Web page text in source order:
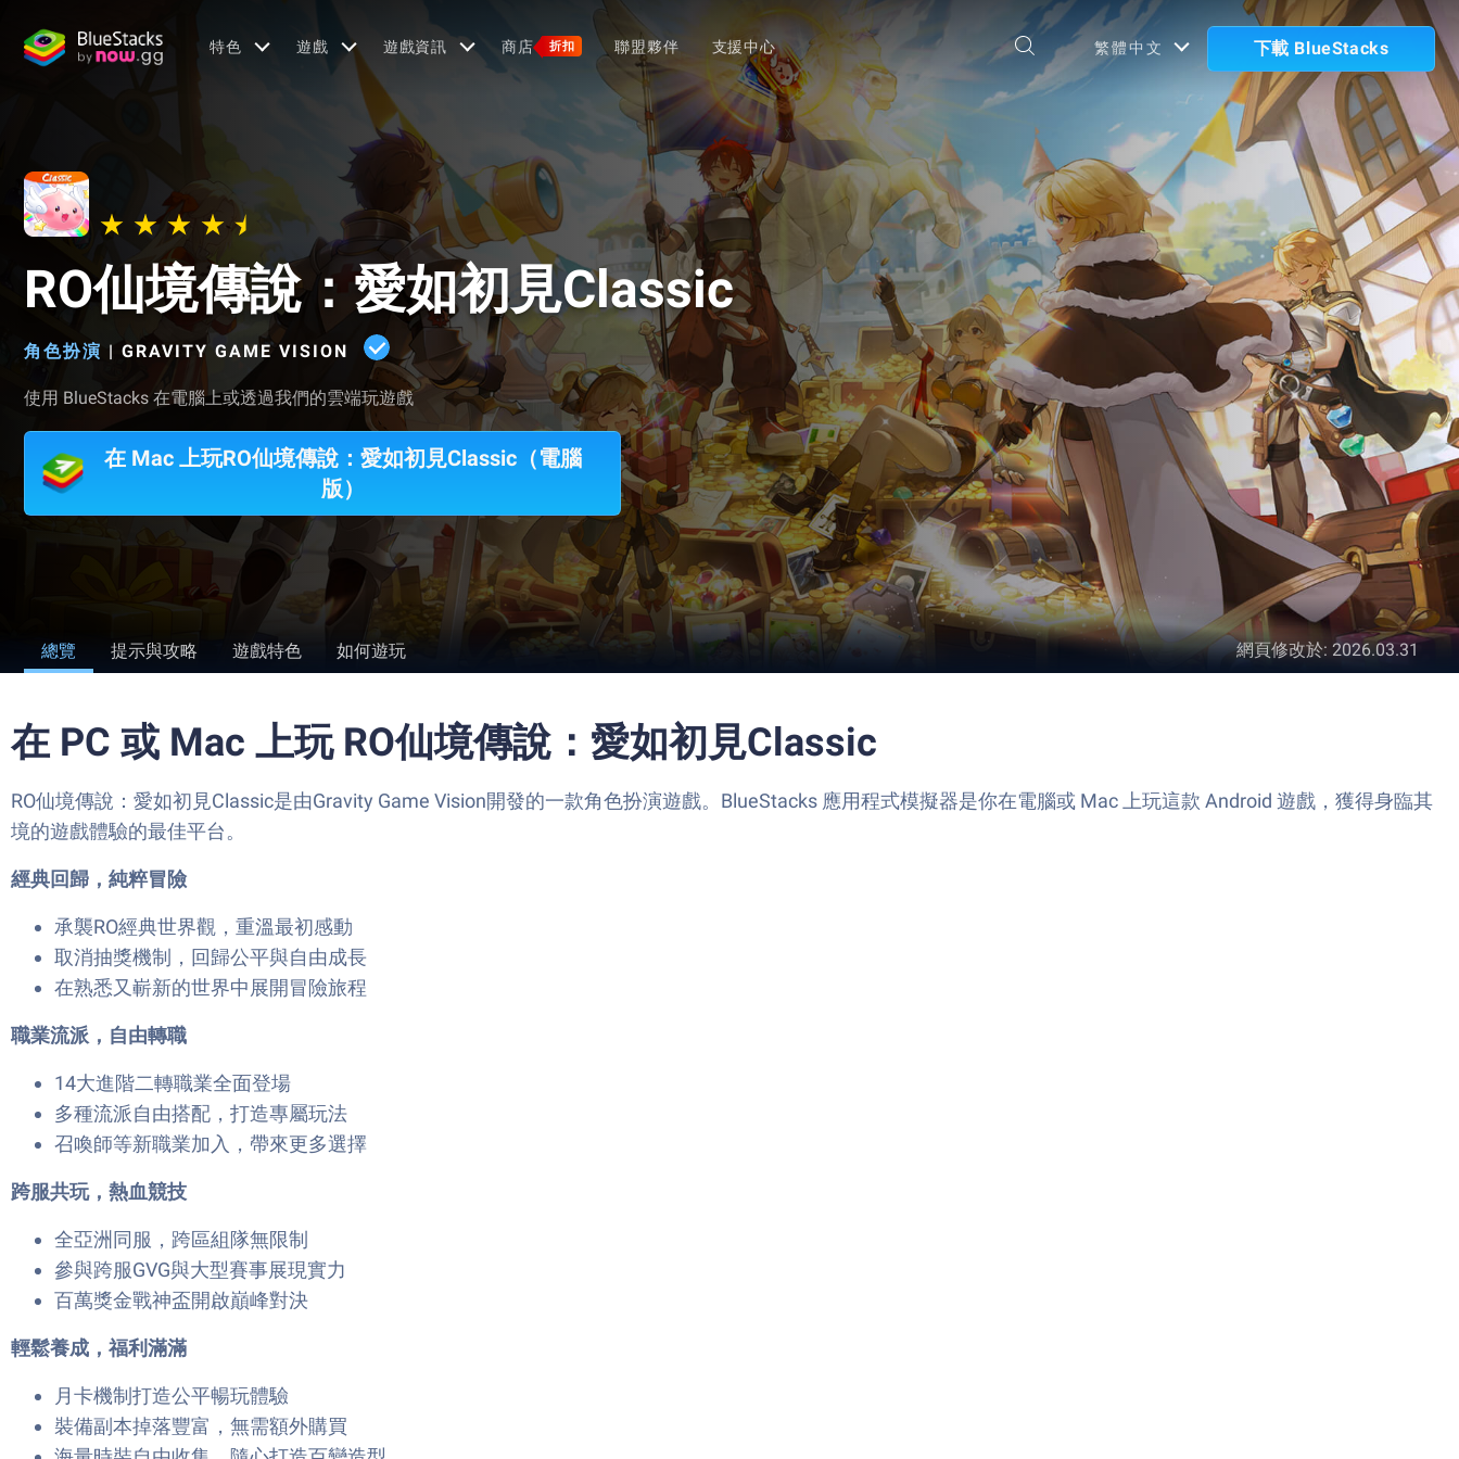
特色 遊戲 遊戲資訊 商店 折扣 聯盟夥伴 支援中心 繁體中文 下載 BlueStacks
RO仙境傳說：愛如初見Classic
角色扮演 | GRAVITY GAME VISION
使用 BlueStacks 在電腦上或透過我們的雲端玩遊戲
在 Mac 上玩RO仙境傳說：愛如初見Classic（電腦
版）
總覽 提示與攻略 遊戲特色 如何遊玩 網頁修改於: 2026.03.31
在 PC 或 Mac 上玩 RO仙境傳說：愛如初見Classic
RO仙境傳說：愛如初見Classic是由Gravity Game Vision開發的一款角色扮演遊戲。BlueStacks 應用程式模擬器是你在電腦或 Mac 上玩這款 Android 遊戲，獲得身臨其
境的遊戲體驗的最佳平台。
經典回歸，純粹冒險
承襲RO經典世界觀，重溫最初感動
取消抽獎機制，回歸公平與自由成長
在熟悉又嶄新的世界中展開冒險旅程
職業流派，自由轉職
14大進階二轉職業全面登場
多種流派自由搭配，打造專屬玩法
召喚師等新職業加入，帶來更多選擇
跨服共玩，熱血競技
全亞洲同服，跨區組隊無限制
參與跨服GVG與大型賽事展現實力
百萬獎金戰神盃開啟巔峰對決
輕鬆養成，福利滿滿
月卡機制打造公平暢玩體驗
裝備副本掉落豐富，無需額外購買